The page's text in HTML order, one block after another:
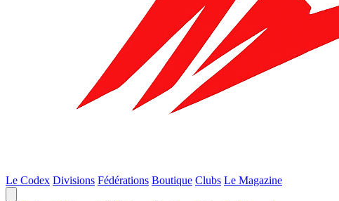
Le Codex Divisions Fédérations Boutique Clubs Le Magazine